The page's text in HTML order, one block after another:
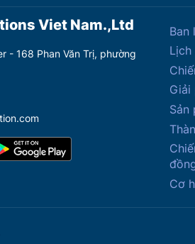
Viet Nam.,Ltd
- 168 Phan Văn Trị, phường
Ban
Lịch
Giải
Sản
Cơ